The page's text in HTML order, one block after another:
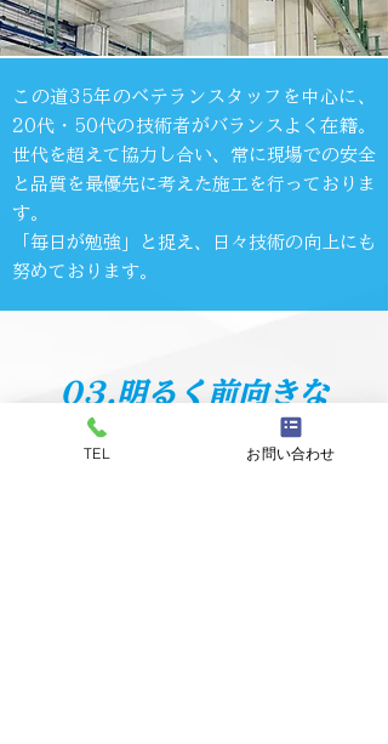
この道35年のベテランスタッフを中心に、
20代・50代の技術者がバランスよく在籍。
世代を超えて協力し合い、常に現場での安全
と品質を最優先に考えた施工を行っておりま
す。
「毎日が勉強」と捉え、日々技術の向上にも
努めております。
03.明るく前向きな
TEL お問い合わせ